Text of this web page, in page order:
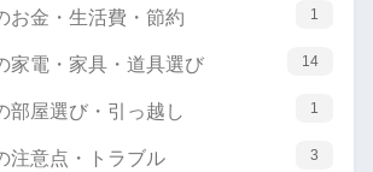
お金・生活費・節約 1
家電・家具・道具選び 14
部屋選び・引っ越し 1
注意点・トラブル 3